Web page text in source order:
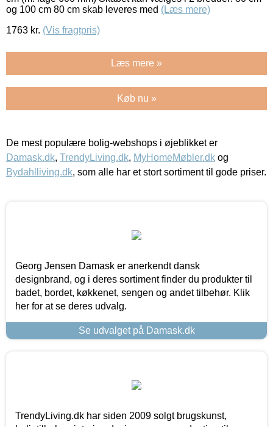
og 100 cm 80 cm skab leveres med (Læs mere)
1763 kr. (Vis fragtpris)
Læs mere »
Køb nu »
De mest populære bolig-webshops i øjeblikket er
Damask.dk, TrendyLiving.dk, MyHomeMøbler.dk og
Bydahlliving.dk, som alle har et stort sortiment til gode priser.
Georg Jensen Damask er anerkendt dansk
designbrand, og i deres sortiment finder du produkter til
badet, bordet, køkkenet, sengen og andet tilbehør. Klik
her for at se deres udvalg.
Se udvalget på Damask.dk
TrendyLiving.dk har siden 2009 solgt brugskunst,